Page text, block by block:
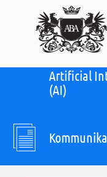
Artificial
(AI)